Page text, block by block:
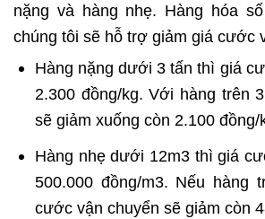
nặng và hàng nhẹ. Hàng hóa
chúng tôi sẽ hỗ trợ giảm giá cước
Hàng nặng dưới 3 tấn thì giá
2.300 đồng/kg. Với hàng trên
sẽ giảm xuống còn 2.100 đồng/
Hàng nhẹ dưới 12m3 thì giá
500.000 đồng/m3. Nếu hàng
cước vận chuyển sẽ giảm còn